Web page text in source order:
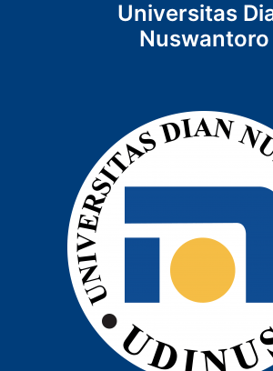
Universitas
Nuswantoro